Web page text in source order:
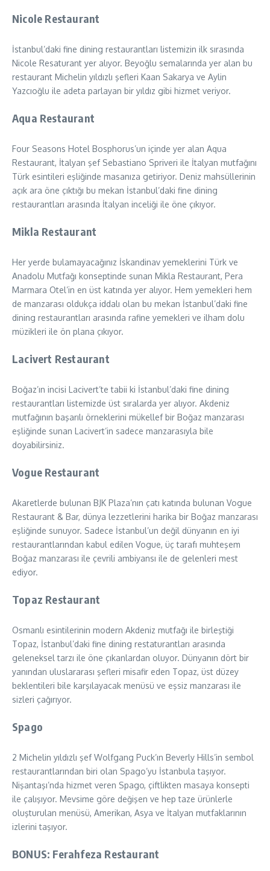
Nicole Restaurant
İstanbul’daki fine dining restaurantları listemizin ilk sırasında
Nicole Resaturant yer alıyor. Beyoğlu semalarında yer alan bu
restaurant Michelin yıldızlı şefleri Kaan Sakarya ve Aylin
Yazcıoğlu ile adeta parlayan bir yıldız gibi hizmet veriyor.
Aqua Restaurant
Four Seasons Hotel Bosphorus’un içinde yer alan Aqua
Restaurant, İtalyan şef Sebastiano Spriveri ile İtalyan mutfağını
Türk esintileri eşliğinde masanıza getiriyor. Deniz mahsüllerinin
açık ara öne çıktığı bu mekan İstanbul’daki fine dining
restaurantları arasında İtalyan inceliği ile öne çıkıyor.
Mikla Restaurant
Her yerde bulamayacağınız İskandinav yemeklerini Türk ve
Anadolu Mutfağı konseptinde sunan Mikla Restaurant, Pera
Marmara Otel’in en üst katında yer alıyor. Hem yemekleri hem
de manzarası oldukça iddalı olan bu mekan İstanbul’daki fine
dining restaurantları arasında rafine yemekleri ve ilham dolu
müzikleri ile ön plana çıkıyor.
Lacivert Restaurant
Boğaz’ın incisi Lacivert’te tabii ki İstanbul’daki fine dining
restaurantları listemizde üst sıralarda yer alıyor. Akdeniz
mutfağının başarılı örneklerini mükellef bir Boğaz manzarası
eşliğinde sunan Lacivert’in sadece manzarasıyla bile
doyabilirsiniz.
Vogue Restaurant
Akaretlerde bulunan BJK Plaza’nın çatı katında bulunan Vogue
Restaurant & Bar, dünya lezzetlerini harika bir Boğaz manzarası
eşliğinde sunuyor. Sadece İstanbul’un değil dünyanın en iyi
restaurantlarından kabul edilen Vogue, üç tarafı muhteşem
Boğaz manzarası ile çevrili ambiyansı ile de gelenleri mest
ediyor.
Topaz Restaurant
Osmanlı esintilerinin modern Akdeniz mutfağı ile birleştiği
Topaz, İstanbul’daki fine dining restaturantları arasında
geleneksel tarzı ile öne çıkanlardan oluyor. Dünyanın dört bir
yanından uluslararası şefleri misafir eden Topaz, üst düzey
beklentileri bile karşılayacak menüsü ve eşsiz manzarası ile
sizleri çağırıyor.
Spago
2 Michelin yıldızlı şef Wolfgang Puck’ın Beverly Hills’in sembol
restaurantlarından biri olan Spago’yu İstanbula taşıyor.
Nişantaşı’nda hizmet veren Spago, çiftlikten masaya konsepti
ile çalışıyor. Mevsime göre değişen ve hep taze ürünlerle
oluşturulan menüsü, Amerikan, Asya ve İtalyan mutfaklarının
izlerini taşıyor.
BONUS: Ferahfeza Restaurant